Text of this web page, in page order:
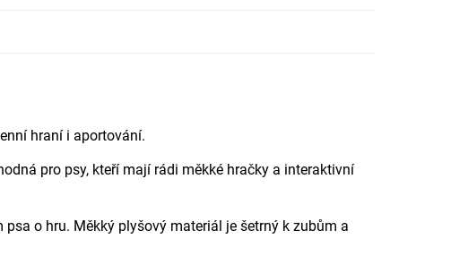
hraní i aportování.
pro psy, kteří mají rádi měkké hračky a interaktivní
o hru. Měkký plyšový materiál je šetrný k zubům a